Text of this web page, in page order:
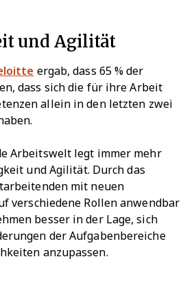
und Agilität
ergab, dass 65 % der
dass sich die für ihre Arbeit
allein in den letzten zwei
Arbeitswelt legt immer mehr
und Agilität. Durch das
mit neuen
verschiedene Rollen anwendbar
besser in der Lage, sich
der Aufgabenbereiche
anzupassen.